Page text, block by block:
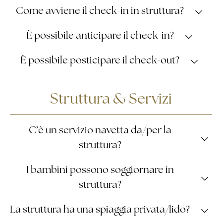
Come avviene il check-in in struttura?
Accoglienza, registrazione del documento, informazioni
presentazione della camera assegnata.
È possibile anticipare il check-in?
Sì, salvo disponibilità e senza costi aggiuntivi.
È possibile posticipare il check-out?
supplemento.
Struttura & Servizi
C’è un servizio navetta da/per la
struttura?
Sì, collaboriamo con unservizio taxi convenzionato
che effettua gli spostamenti da/per l’
Aeroporto di
Siracusa FS
I bambini possono soggiornare in
struttura?
Sì.
La struttura ha una spiaggia privata/lido?